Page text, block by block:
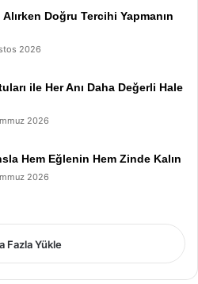
Alırken Doğru Tercihi Yapmanın
2026
ile Her Anı Daha Değerli Hale
2026
Hem Eğlenin Hem Zinde Kalın
2026
Fazla Yükle